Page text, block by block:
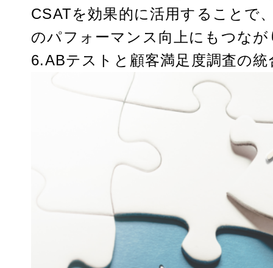
CSATを効果的に活用することで
のパフォーマンス向上にもつな
6.ABテストと顧客満足度調査の統